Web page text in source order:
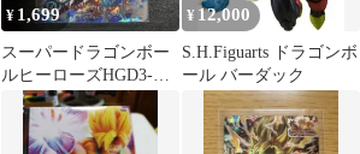
¥ 1,699
スーパードラゴンボー
ルヒーローズHGD3-
SEC2バーダックゼノ
¥ 12,000
S.H.Figuarts ドラゴンボ
ール バーダック